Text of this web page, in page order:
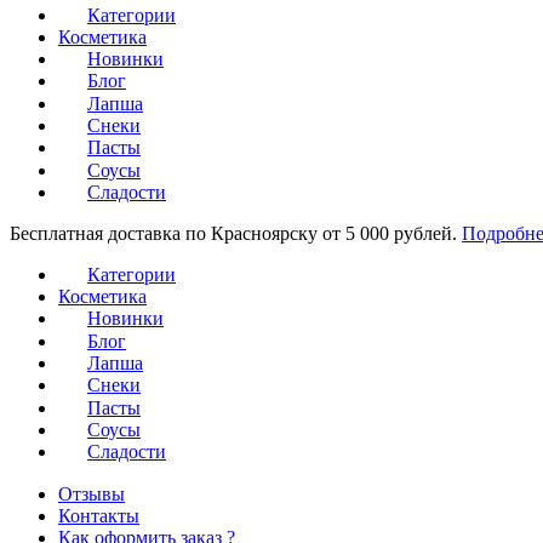
Категории
Косметика
Новинки
Блог
Лапша
Снеки
Пасты
Соусы
Сладости
Бесплатная доставка по Красноярску от 5 000 рублей.
Категории
Косметика
Новинки
Блог
Лапша
Снеки
Пасты
Соусы
Сладости
Отзывы
Контакты
Как оформить заказ ?